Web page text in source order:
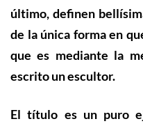
último, definen
de la única forma en
que es mediante la
escrito un escultor.
El título es un puro